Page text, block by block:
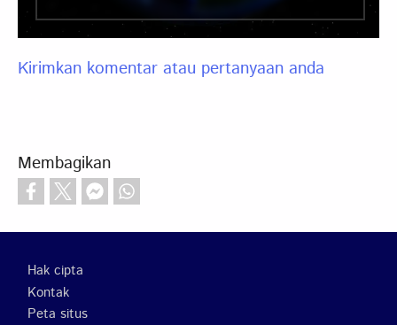
Kirimkan komentar atau pertanyaan anda
Membagikan
Footer
Hak cipta
Kontak
Peta situs